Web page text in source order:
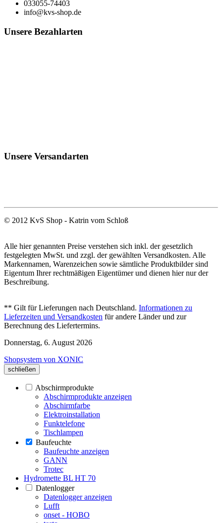
033055-74403
info@kvs-shop.de
Unsere Bezahlarten
Unsere Versandarten
© 2012 KvS Shop - Katrin vom Schloß
Alle hier genannten Preise verstehen sich inkl. der gesetzlich
festgelegten MwSt. und zzgl. der gewählten Versandkosten. Alle
Markennamen, Warenzeichen sowie sämtliche Produktbilder sind
Eigentum Ihrer rechtmäßigen Eigentümer und dienen hier nur der
Beschreibung.
** Gilt für Lieferungen nach Deutschland. Informationen zu
Lieferzeiten und Versandkosten für andere Länder und zur
Berechnung des Liefertermins.
Donnerstag, 6. August 2026
Shopsystem von XONIC
schließen
Abschirmprodukte
Abschirmprodukte anzeigen
Abschirmfarbe
Elektroinstallation
Funktelefone
Tischlampen
Baufeuchte
Baufeuchte anzeigen
GANN
Trotec
Hydromette BL HT 70
Datenlogger
Datenlogger anzeigen
Lufft
onset - HOBO